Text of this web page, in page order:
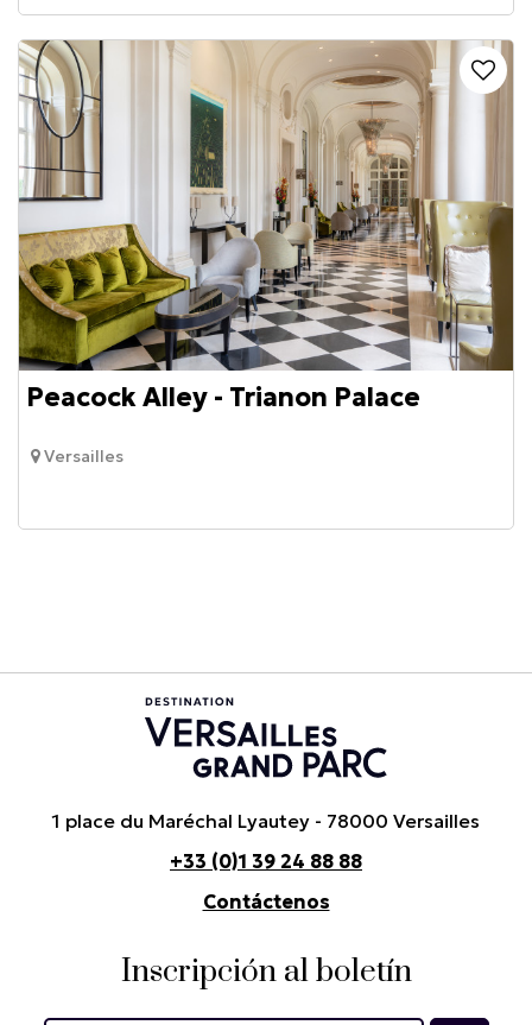
Peacock Alley - Trianon Palace
Versailles
1 place du Maréchal Lyautey - 78000 Versailles
+33 (0)1 39 24 88 88
Contáctenos
Inscripción al boletín